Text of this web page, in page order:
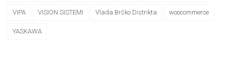
VIPA VISION SISTEMI Vlada Brčko Distrikta woocommerce
YASKAWA